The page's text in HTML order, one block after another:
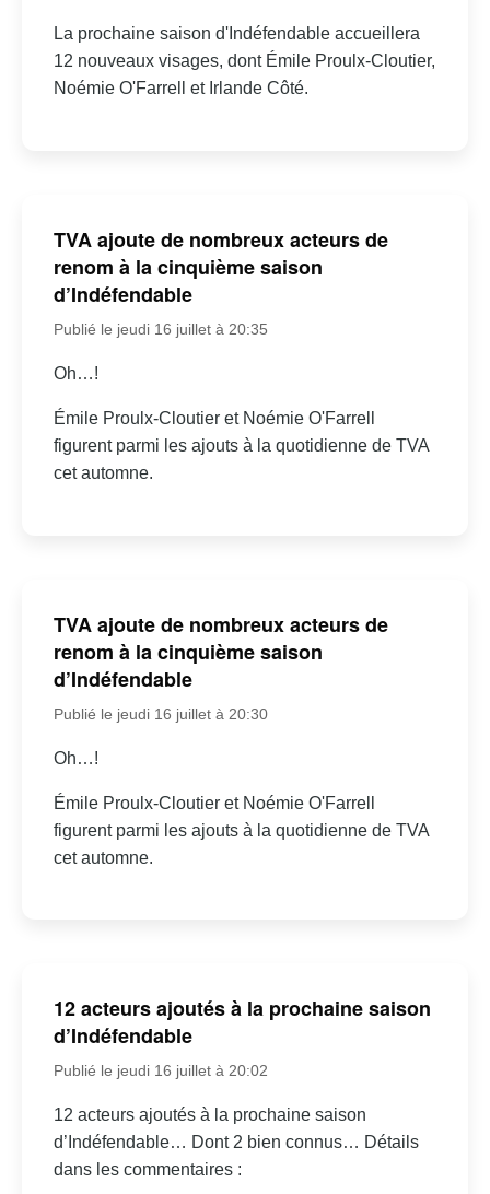
La prochaine saison d'Indéfendable accueillera
12 nouveaux visages, dont Émile Proulx-Cloutier,
Noémie O'Farrell et Irlande Côté.
TVA ajoute de nombreux acteurs de
renom à la cinquième saison
d’Indéfendable
Publié le jeudi 16 juillet à 20:35
Oh…!
Émile Proulx-Cloutier et Noémie O'Farrell
figurent parmi les ajouts à la quotidienne de TVA
cet automne.
TVA ajoute de nombreux acteurs de
renom à la cinquième saison
d’Indéfendable
Publié le jeudi 16 juillet à 20:30
Oh…!
Émile Proulx-Cloutier et Noémie O'Farrell
figurent parmi les ajouts à la quotidienne de TVA
cet automne.
12 acteurs ajoutés à la prochaine saison
d’Indéfendable
Publié le jeudi 16 juillet à 20:02
12 acteurs ajoutés à la prochaine saison
d’Indéfendable… Dont 2 bien connus… Détails
dans les commentaires :